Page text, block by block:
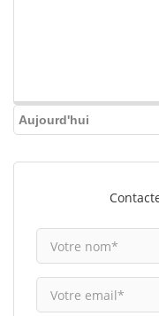
Aujourd'hui